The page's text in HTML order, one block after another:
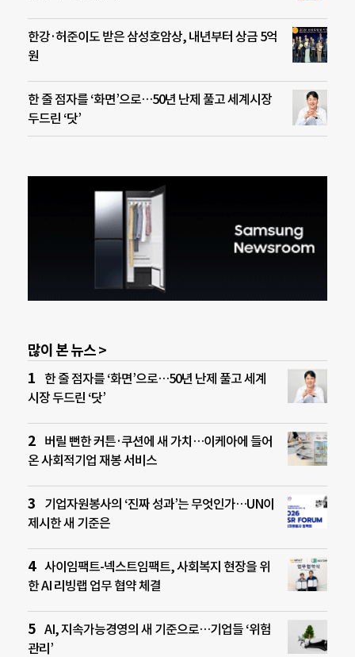
한강·허준이도 받은 삼성호암상, 내년부터 상금 5억
원
한 줄 점자를 ‘화면’으로…50년 난제 풀고 세계시장
두드린 ‘닷’
많이 본 뉴스 >
한 줄 점자를 ‘화면’으로…50년 난제 풀고 세계
시장 두드린 ‘닷’
버릴 뻔한 커튼·쿠션에 새 가치…이케아에 들어
온 사회적기업 재봉 서비스
기업자원봉사의 ‘진짜 성과’는 무엇인가…UN이
제시한 새 기준은
사이임팩트-넥스트임팩트, 사회복지 현장을 위
한 AI 리빙랩 업무 협약 체결
AI, 지속가능경영의 새 기준으로…기업들 ‘위험
관리’